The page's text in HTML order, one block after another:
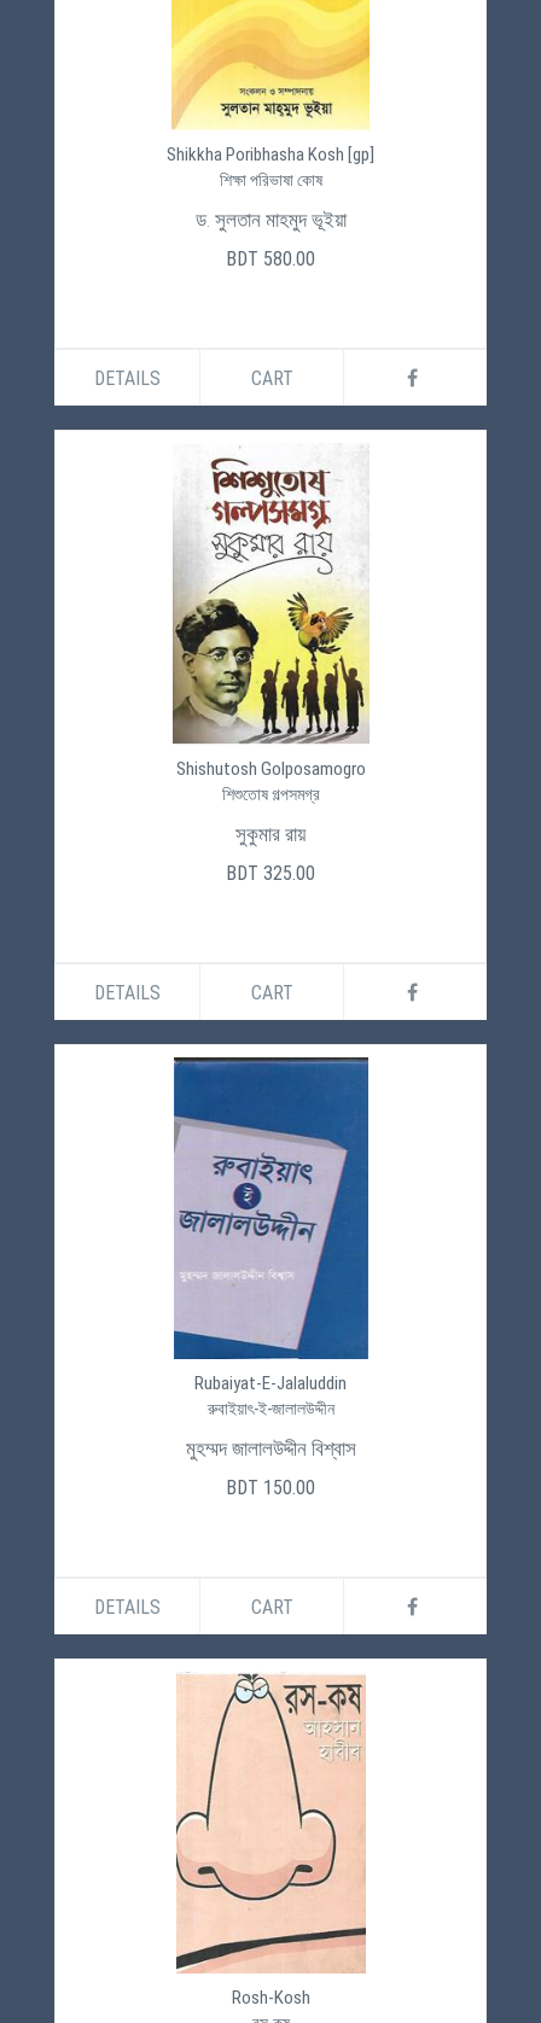
Shikkha Poribhasha Kosh [gp]
শিক্ষা পরিভাষা কোষ
ড. সুলতান মাহমুদ ভূইয়া
BDT 580.00
DETAILS CART
Shishutosh Golposamogro
শিশুতোষ গল্পসমগ্র
সুকুমার রায়
BDT 325.00
DETAILS CART
Rubaiyat-E-Jalaluddin
রুবাইয়াৎ-ই-জালালউদ্দীন
মুহম্মদ জালালউদ্দীন বিশ্বাস
BDT 150.00
DETAILS CART
Rosh-Kosh